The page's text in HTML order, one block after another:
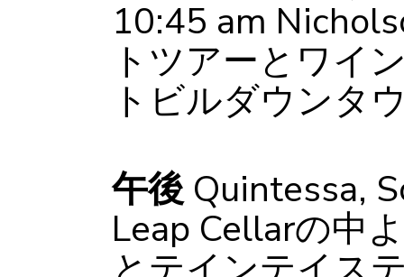
10:45 am
トツアーとワイ
トビルダウンタ
午後Quintessa,
Leap Cellarの中